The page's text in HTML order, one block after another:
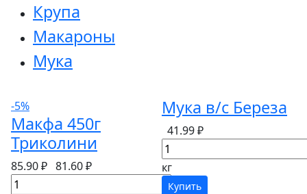
Крупа
Макароны
Мука
-5%
Макфа 450г
Триколини
85.90 ₽ 81.60 ₽
Мука в/с Береза
41.99 ₽
кг
Купить